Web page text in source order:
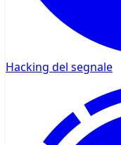
Hacking del segnale